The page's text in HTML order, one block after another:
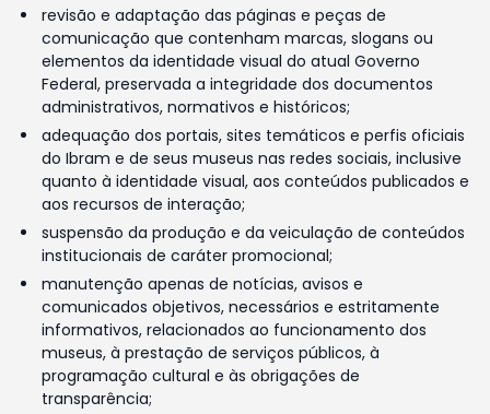
revisão e adaptação das páginas e peças de
comunicação que contenham marcas, slogans ou
elementos da identidade visual do atual Governo
Federal, preservada a integridade dos documentos
administrativos, normativos e históricos;
adequação dos portais, sites temáticos e perfis oficiais
do Ibram e de seus museus nas redes sociais, inclusive
quanto à identidade visual, aos conteúdos publicados e
aos recursos de interação;
suspensão da produção e da veiculação de conteúdos
institucionais de caráter promocional;
manutenção apenas de notícias, avisos e
comunicados objetivos, necessários e estritamente
informativos, relacionados ao funcionamento dos
museus, à prestação de serviços públicos, à
programação cultural e às obrigações de
transparência;